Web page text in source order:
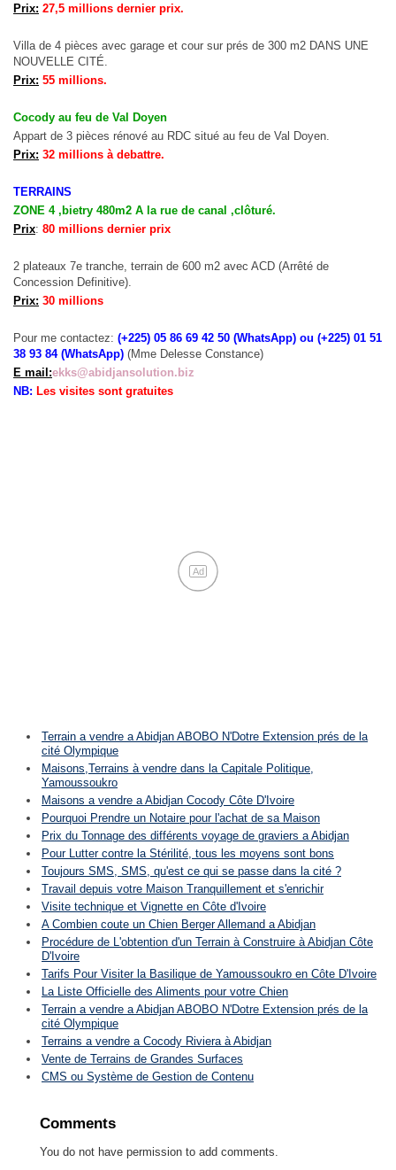
Prix: 27,5 millions dernier prix.
Villa de 4 pièces avec garage et cour sur prés de 300 m2 DANS UNE
NOUVELLE CITÉ.
Prix: 55 millions.
Cocody au feu de Val Doyen
Appart de 3 pièces rénové au RDC situé au feu de Val Doyen.
Prix: 32 millions à debattre.
TERRAINS
ZONE 4 ,bietry 480m2 A la rue de canal ,clôturé.
Prix: 80 millions dernier prix
2 plateaux 7e tranche, terrain de 600 m2 avec ACD (Arrêté de
Concession Definitive).
Prix: 30 millions
Pour me contactez: (+225) 05 86 69 42 50 (WhatsApp) ou (+225) 01 51
38 93 84 (WhatsApp) (Mme Delesse Constance)
E mail:ekks@abidjansolution.biz
NB: Les visites sont gratuites
Ad
Terrain a vendre a Abidjan ABOBO N'Dotre Extension prés de la
cité Olympique
Maisons,Terrains à vendre dans la Capitale Politique,
Yamoussoukro
Maisons a vendre a Abidjan Cocody Côte D'Ivoire
Pourquoi Prendre un Notaire pour l'achat de sa Maison
Prix du Tonnage des différents voyage de graviers a Abidjan
Pour Lutter contre la Stérilité, tous les moyens sont bons
Toujours SMS, SMS, qu'est ce qui se passe dans la cité ?
Travail depuis votre Maison Tranquillement et s'enrichir
Visite technique et Vignette en Côte d'Ivoire
A Combien coute un Chien Berger Allemand a Abidjan
Procédure de L'obtention d'un Terrain à Construire à Abidjan Côte
D'Ivoire
Tarifs Pour Visiter la Basilique de Yamoussoukro en Côte D'Ivoire
La Liste Officielle des Aliments pour votre Chien
Terrain a vendre a Abidjan ABOBO N'Dotre Extension prés de la
cité Olympique
Terrains a vendre a Cocody Riviera à Abidjan
Vente de Terrains de Grandes Surfaces
CMS ou Système de Gestion de Contenu
Comments
You do not have permission to add comments.